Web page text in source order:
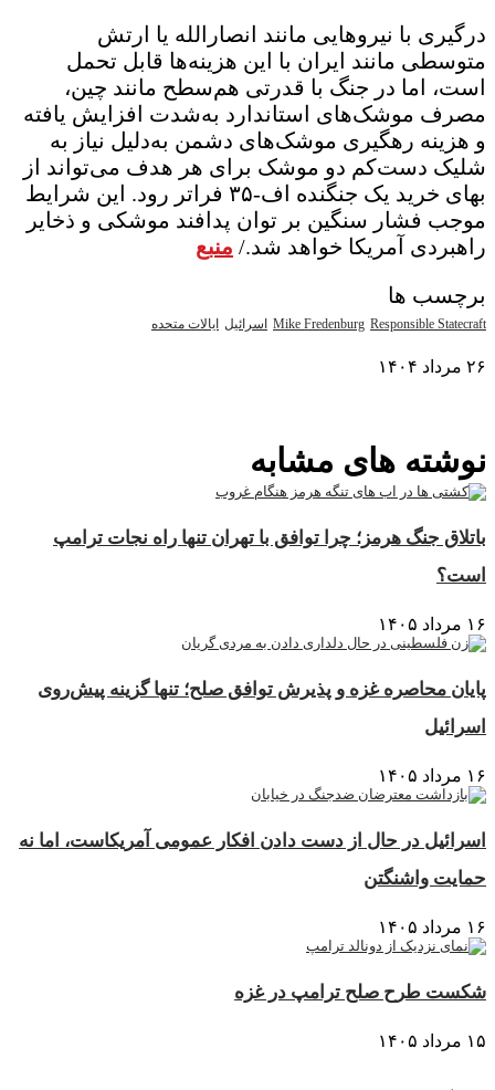
درگیری با نیروهایی مانند انصارالله یا ارتش
متوسطی مانند ایران با این هزینه‌ها قابل تحمل
است، اما در جنگ با قدرتی هم‌سطح مانند چین،
مصرف موشک‌های استاندارد به‌شدت افزایش یافته
و هزینه رهگیری موشک‌های دشمن به‌دلیل نیاز به
شلیک دست‌کم دو موشک برای هر هدف می‌تواند از
بهای خرید یک جنگنده اف-۳۵ فراتر رود. این شرایط
موجب فشار سنگین بر توان پدافند موشکی و ذخایر
راهبردی آمریکا خواهد شد./ منبع
برچسب ها
Mike Fredenburg Responsible Statecraft اسرائیل ایالات متحده
۲۶ مرداد ۱۴۰۴
نوشته های مشابه
باتلاق جنگ هرمز؛ چرا توافق با تهران تنها راه نجات ترامپ
است؟
۱۶ مرداد ۱۴۰۵
پایان محاصره غزه و پذیرش توافق صلح؛ تنها گزینه پیش‌روی
اسرائیل
۱۶ مرداد ۱۴۰۵
اسرائیل در حال از دست دادن افکار عمومی آمریکاست، اما نه
حمایت واشنگتن
۱۶ مرداد ۱۴۰۵
شکست طرح صلح ترامپ در غزه
۱۵ مرداد ۱۴۰۵